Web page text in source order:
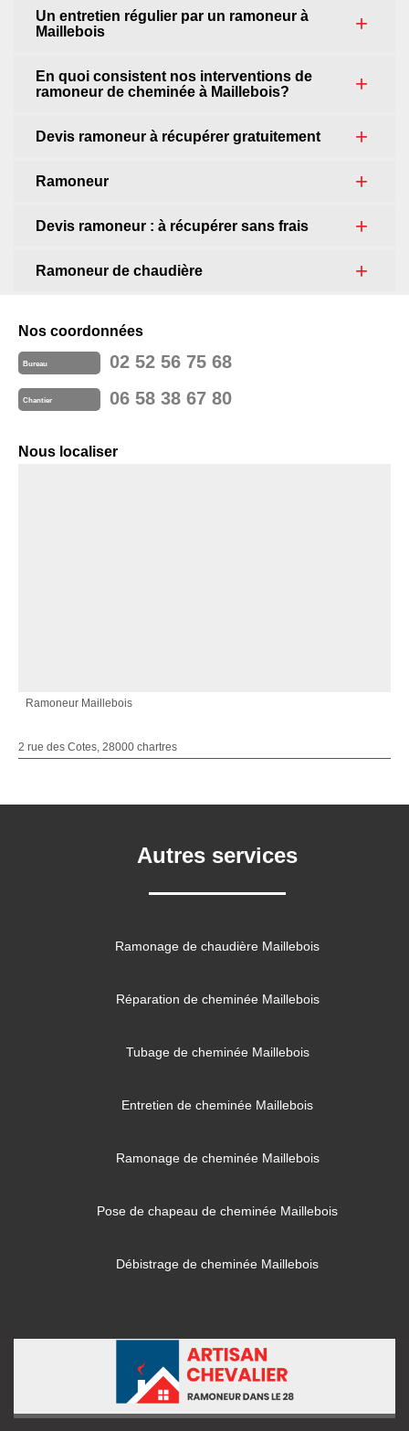
Un entretien régulier par un ramoneur à
Maillebois
En quoi consistent nos interventions de
ramoneur de cheminée à Maillebois?
Devis ramoneur à récupérer gratuitement
Ramoneur
Devis ramoneur : à récupérer sans frais
Ramoneur de chaudière
Nos coordonnées
Bureau 02 52 56 75 68
Chantier 06 58 38 67 80
Nous localiser
Ramoneur Maillebois
2 rue des Cotes, 28000 chartres
Autres services
Ramonage de chaudière Maillebois
Réparation de cheminée Maillebois
Tubage de cheminée Maillebois
Entretien de cheminée Maillebois
Ramonage de cheminée Maillebois
Pose de chapeau de cheminée Maillebois
Débistrage de cheminée Maillebois